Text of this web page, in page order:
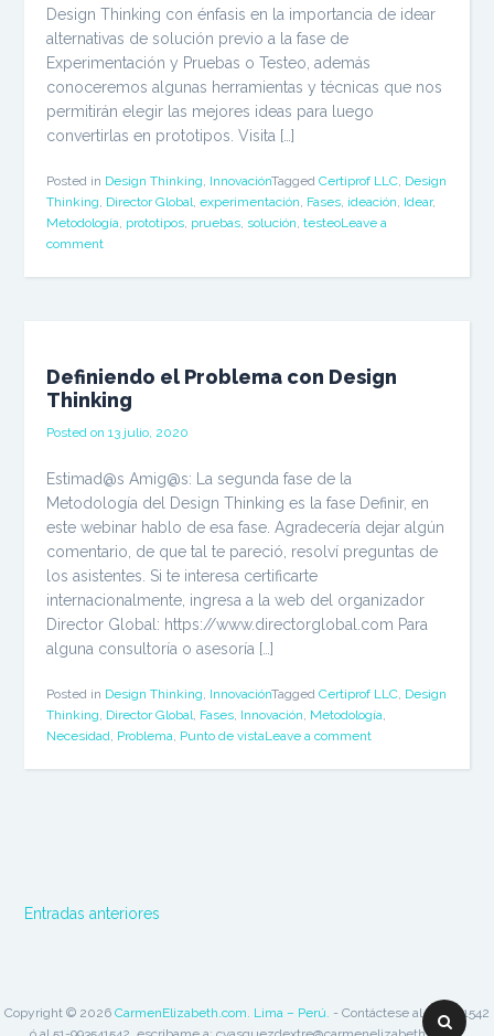
Design Thinking con énfasis en la importancia de idear
alternativas de solución previo a la fase de
Experimentación y Pruebas o Testeo, además
conoceremos algunas herramientas y técnicas que nos
permitirán elegir las mejores ideas para luego
convertirlas en prototipos. Visita […]
Posted in Design Thinking InnovaciónTaggedCertiprof LLC Design
Thinking Director Global ,experimentación Fases ideación Idear,
Metodología prototipos pruebas solución ,testeoLeave a
comment
Definiendo el Problema con Design
Thinking
Posted on13 julio, 2020
Estimad@s Amig@s: La segunda fase de la
Metodología del Design Thinking es la fase Definir, en
este webinar hablo de esa fase. Agradecería dejar algún
comentario, de que tal te pareció, resolví preguntas de
los asistentes. Si te interesa certificarte
internacionalmente, ingresa a la web del organizador
Director Global: https://www.directorglobal.com Para
alguna consultoría o asesoría […]
Posted in Design Thinking InnovaciónTaggedCertiprof LLC Design
Thinking Director Global Fases Innovación Metodología
Necesidad Problema Punto de vistaLeave a comment
Navegación
Entradas anteriores
Copyright © 2026 CarmenElizabeth.com. Lima – Perú. - Contáctese al 51-3541542
Buscar: